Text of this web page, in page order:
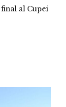
al Cupei